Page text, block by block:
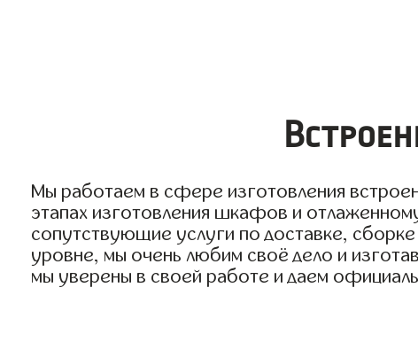
Мы работаем в сфере изготовления
этапах изготовления шкафов и
сопутствующие услуги по доставке,
уровне, мы очень любим своё дело и
мы уверены в своей работе и даем